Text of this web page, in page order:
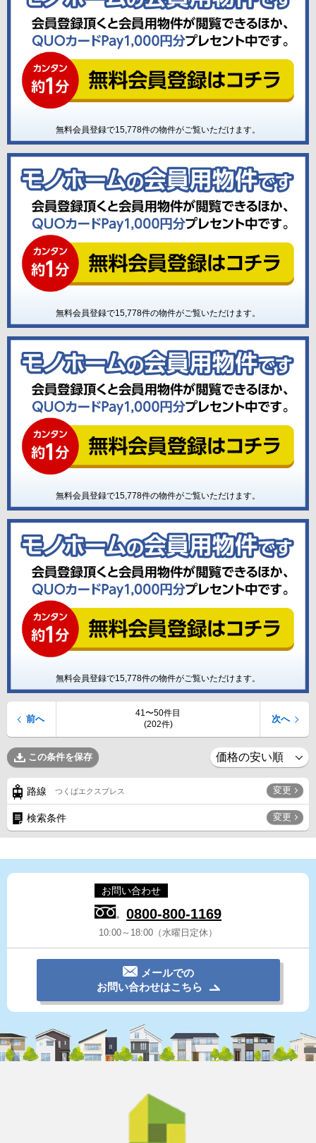
無料会員登録で15,778件の物件がご覧いただけます。
無料会員登録で15,778件の物件がご覧いただけます。
無料会員登録で15,778件の物件がご覧いただけます。
無料会員登録で15,778件の物件がご覧いただけます。
41〜50件目
(202件)
前へ 次へ
この条件を保存
路線 つくばエクスプレス 変更
検索条件 変更
お問い合わせ
0800-800-1169
10:00～18:00（水曜日定休）
メールでの
お問い合わせはこちら